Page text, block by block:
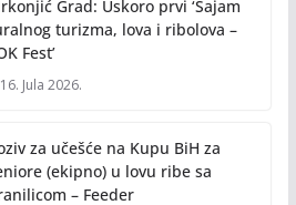
Grad: Uskoro prvi ‘Sajam
turizma, lova i ribolova –
Fest’
16. Jula 2026.
za učešće na Kupu BiH za
(ekipno) u lovu ribe sa
– Feeder